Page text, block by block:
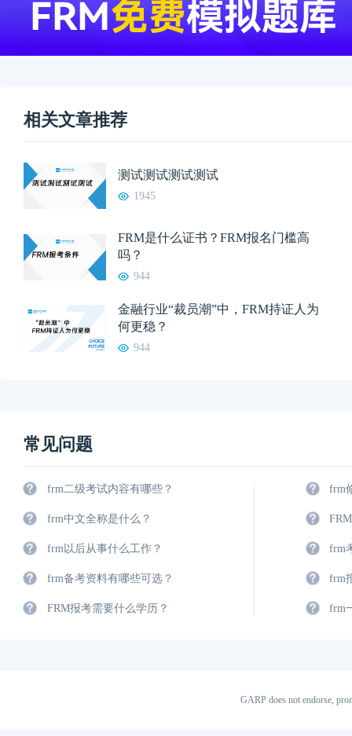
相关文章推荐
测试测试测试测试
1945
FRM是什么证书？FRM报名门槛高
吗？
944
金融行业“裁员潮”中，FRM持证人为
何更稳？
944
常见问题
frm二级考试内容有哪些？
frm中文全称是什么？
frm以后从事什么工作？
frm备考资料有哪些可选？
FRM报考需要什么学历？
frm
frm
frm
frm
GARP does not endorse,